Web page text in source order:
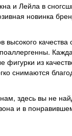
и Лейла в
новинка
качества
из
снимаются
здесь вы не
и в